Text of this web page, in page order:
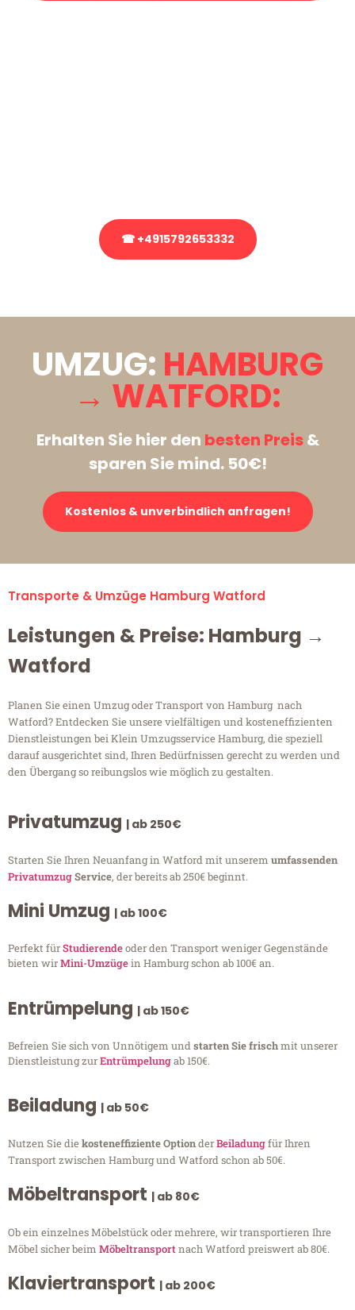
☎ +4915792653332
UMZUG: HAMBURG
→ WATFORD:
Erhalten Sie hier den besten Preis&
sparen Sie mind. 50€!
Kostenlos & unverbindlich anfragen!
Transporte & Umzüge Hamburg Watford
Leistungen & Preise: Hamburg →
Watford
Planen Sie einen Umzug oder Transport von Hamburg nach
Watford? Entdecken Sie unsere vielfältigen und kosteneffizienten
Dienstleistungen bei Klein Umzugsservice Hamburg, die speziell
darauf ausgerichtet sind, Ihren Bedürfnissen gerecht zu werden und
den Übergang so reibungslos wie möglich zu gestalten.
Privatumzug | ab 250€
Starten Sie Ihren Neuanfang in Watford mit unserem umfassenden
PrivatumzugService, der bereits ab 250€ beginnt.
Mini Umzug | ab 100€
Perfekt fürStudierendeoder den Transport weniger Gegenstände
bieten wirMini-Umzügein Hamburg schon ab 100€ an.
Entrümpelung | ab 150€
Befreien Sie sich von Unnötigem undstarten Sie frischmit unserer
Dienstleistung zurEntrümpelungab 150€.
Beiladung | ab 50€
Nutzen Sie diekosteneffiziente OptionderBeiladungfür Ihren
Transport zwischen Hamburg und Watford schon ab 50€.
Möbeltransport | ab 80€
Ob ein einzelnes Möbelstück oder mehrere, wir transportieren Ihre
Möbel sicher beim Möbeltransportnach Watford preiswert ab 80€.
Klaviertransport | ab 200€